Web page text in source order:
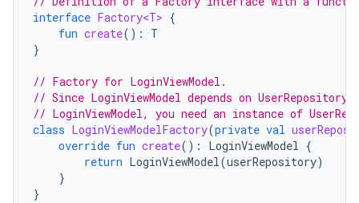
interface Factory<T> {
fun create():
T
}
// Factory for LoginViewModel.
// Since LoginViewModel depends on
// LoginViewModel, you need an instance of
class LoginViewModelFactory(private val
override fun create(): LoginViewModel {
return LoginViewModel(userRepository)
}
}